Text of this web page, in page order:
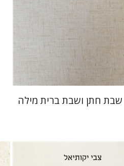
הנחת אתר ספר מודפס
שבת חתן ושבת ברית מילה